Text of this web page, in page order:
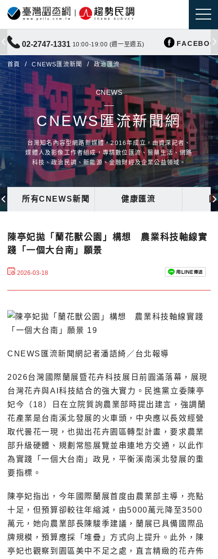
02-2747-1331 10:00-19:00 (週一至週五)
首頁 CNEWS匯流新聞 政治匯流
CNEWS
CNEWS匯流新聞網
台灣知名內容型網路新媒體，2016年成立，由資深記者、
媒體人及影像工作者組成，專精數位匯流、醫藥生活、網路
科技、政治民調、新能源、金融財經及企業公益領域。
所有CNEWS新聞 健康匯流
陳亭妃拋「蘭花獸公園」構想 農業科技軸線實
踐「一個大台南」願景
2026-03-18
CNEWS匯流新聞網記者潘語綺／台北報導
2026台灣國際蘭展暨花卉科技展日前圓滿落幕，展現
台灣花卉與AI科技結合的強大實力。民進黨立委陳亭
妃今（18）日在立院質詢農業部時提出建言，強調蘭
花產業是台南溪北發展的火車頭，中央應以長效經營
取代曇花一現，也拋出花卉園區轉型計畫，要求農業
部升級硬體、規劃常態展覽並串連地方交通，以此作
為實踐「一個大台南」政見，平衡溪南溪北發展的重
要指標。
陳亭妃指出，今年國際蘭展首度由農業部主導，亮點
十足，但預算卻較往年縮減，由5000萬元降至3500
萬元，她向農業部長陳駿季建議，蘭展已具備國際品
牌規模，預算應採「堆疊」方式向上提升。此外，陳
亭妃也觀察到園區美中不足之處，直言精緻的花卉佈